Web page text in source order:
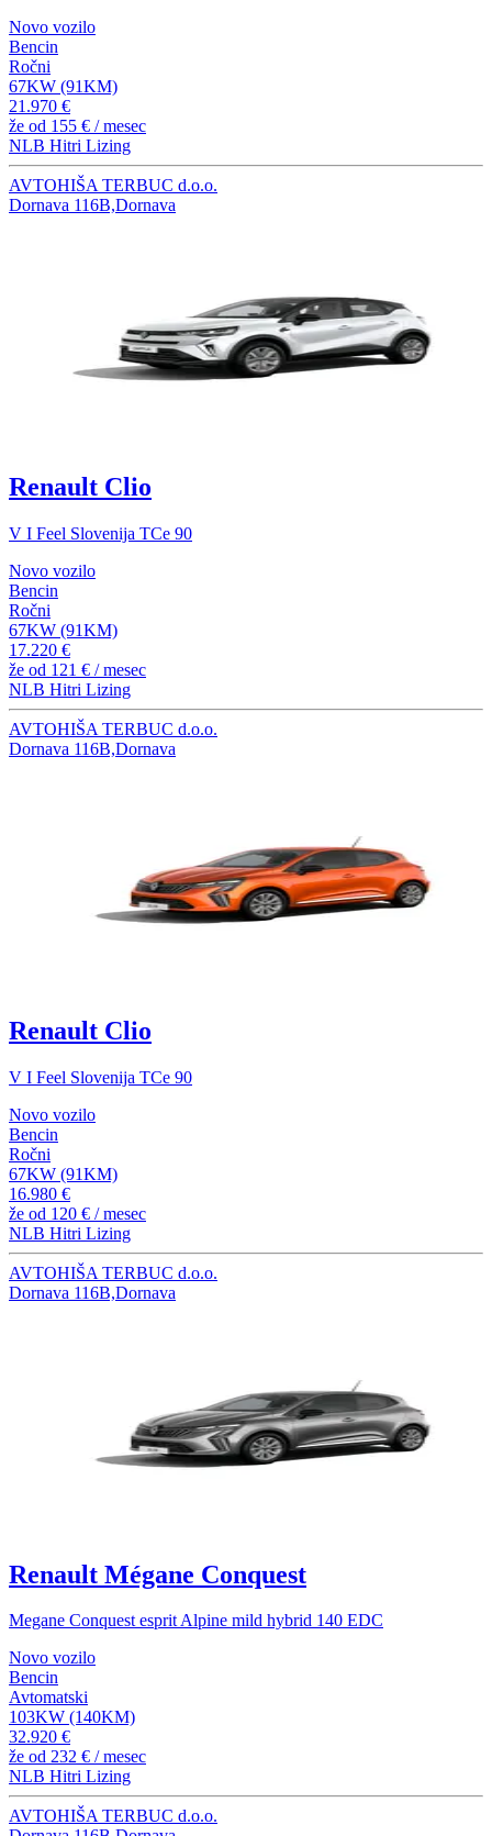
Novo vozilo
Bencin
Ročni
67KW (91KM)
21.970 €
že od 155 € / mesec
NLB Hitri Lizing
AVTOHIŠA TERBUC d.o.o.
Dornava 116B,Dornava
Renault Clio
V I Feel Slovenija TCe 90
Novo vozilo
Bencin
Ročni
67KW (91KM)
17.220 €
že od 121 € / mesec
NLB Hitri Lizing
AVTOHIŠA TERBUC d.o.o.
Dornava 116B,Dornava
Renault Clio
V I Feel Slovenija TCe 90
Novo vozilo
Bencin
Ročni
67KW (91KM)
16.980 €
že od 120 € / mesec
NLB Hitri Lizing
AVTOHIŠA TERBUC d.o.o.
Dornava 116B,Dornava
Renault Mégane Conquest
Megane Conquest esprit Alpine mild hybrid 140 EDC
Novo vozilo
Bencin
Avtomatski
103KW (140KM)
32.920 €
že od 232 € / mesec
NLB Hitri Lizing
AVTOHIŠA TERBUC d.o.o.